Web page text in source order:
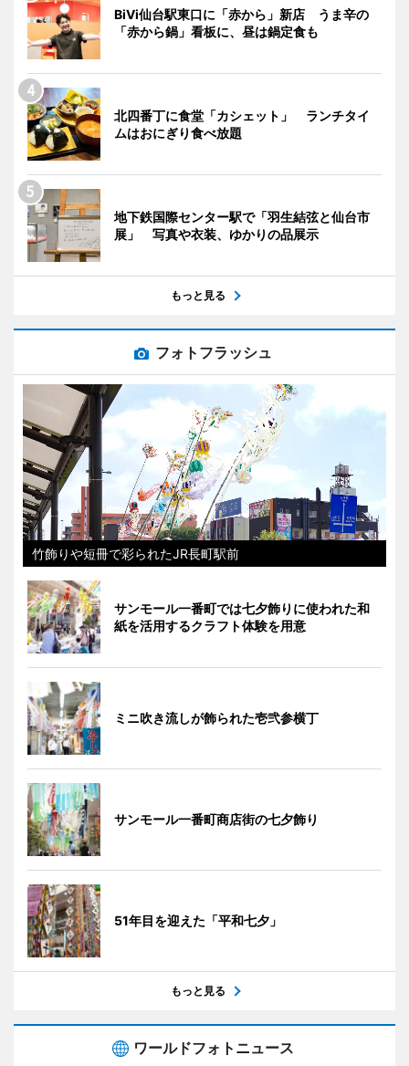
BiVi仙台駅東口に「赤から」新店 うま辛の
「赤から鍋」看板に、昼は鍋定食も
北四番丁に食堂「カシェット」 ランチタイ
ムはおにぎり食べ放題
地下鉄国際センター駅で「羽生結弦と仙台市
展」 写真や衣装、ゆかりの品展示
もっと見る
フォトフラッシュ
竹飾りや短冊で彩られたJR長町駅前
サンモール一番町では七夕飾りに使われた和
紙を活用するクラフト体験を用意
ミニ吹き流しが飾られた壱弐参横丁
サンモール一番町商店街の七夕飾り
51年目を迎えた「平和七夕」
もっと見る
ワールドフォトニュース